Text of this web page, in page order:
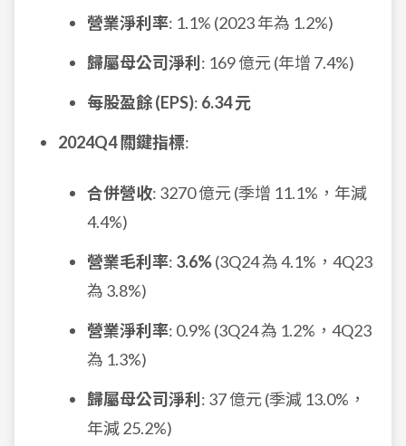
營業淨利率: 1.1% (2023 年為 1.2%)
歸屬母公司淨利 : 169 億元 (年增 7.4%)
每股盈餘 (EPS): 6.34 元
2024Q4 關鍵指標:
合併營收: 3270 億元 (季增 11.1%，年減
4.4%)
營業毛利率: 3.6%(3Q24 為 4.1%，4Q23
為 3.8%)
營業淨利率: 0.9% (3Q24 為 1.2%，4Q23
為 1.3%)
歸屬母公司淨利 : 37 億元 (季減 13.0%，
年減 25.2%)